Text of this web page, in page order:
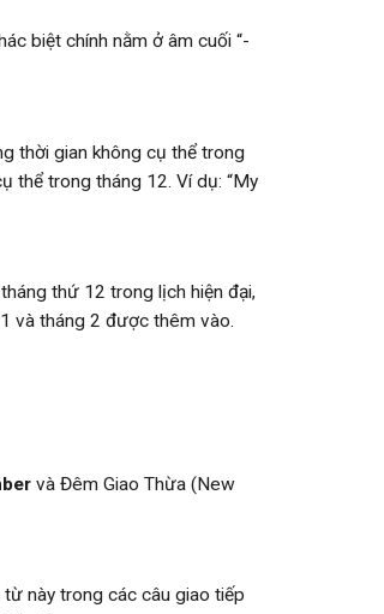
biệt chính nằm ở âm cuối “-
thời gian không cụ thể trong
thể trong tháng 12. Ví dụ: “My
thứ 12 trong lịch hiện đại,
và tháng 2 được thêm vào.
và Đêm Giao Thừa (New
này trong các câu giao tiếp